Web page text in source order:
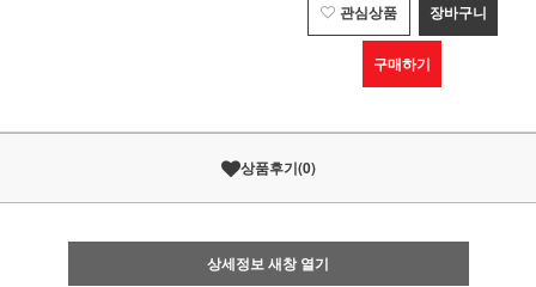
관심상품 장바구니
구매하기
상품후기(0)
상세정보 새창 열기